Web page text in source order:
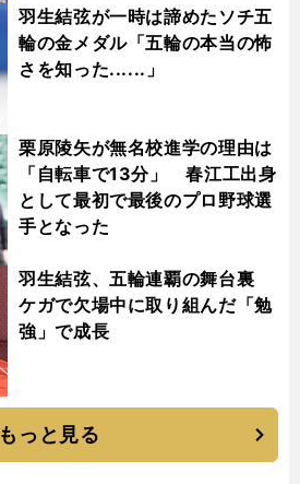
羽生結弦が一時は諦めたソチ五
輪の金メダル「五輪の本当の怖
さを知った......」
栗原陵矢が無名校進学の理由は
「自転車で13分」 春江工出身
として最初で最後のプロ野球選
手となった
羽生結弦、五輪連覇の舞台裏
ケガで欠場中に取り組んだ「勉
強」で成長
もっと見る